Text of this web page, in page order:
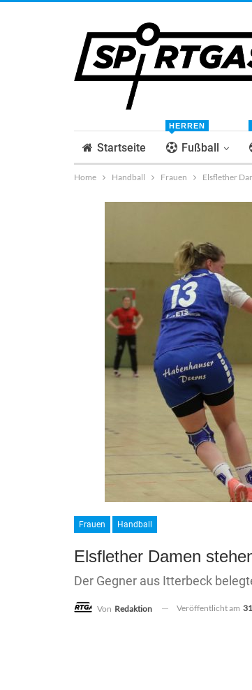
Startseite Fußball
HERREN
Home Handball Frauen Elsflether
Frauen Handball
Elsflether Damen
Der Gegner aus Itterbeck
Von Redaktion Veröffentlicht am